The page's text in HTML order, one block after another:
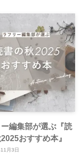
編集部が選ぶ『読
おすすめ本』
月3日